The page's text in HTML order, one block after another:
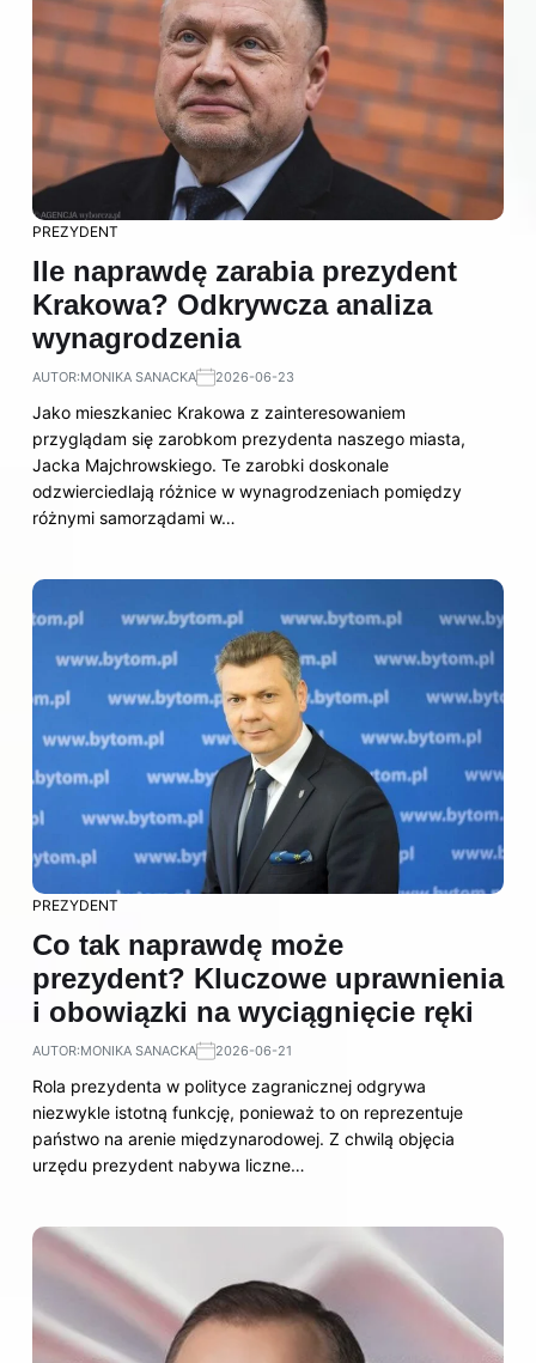
PREZYDENT
Ile naprawdę zarabia prezydent
Krakowa? Odkrywcza analiza
wynagrodzenia
AUTOR:MONIKA SANACKA 2026-06-23
Jako mieszkaniec Krakowa z zainteresowaniem
przyglądam się zarobkom prezydenta naszego miasta,
Jacka Majchrowskiego. Te zarobki doskonale
odzwierciedlają różnice w wynagrodzeniach pomiędzy
różnymi samorządami w…
PREZYDENT
Co tak naprawdę może
prezydent? Kluczowe uprawnienia
i obowiązki na wyciągnięcie ręki
AUTOR:MONIKA SANACKA 2026-06-21
Rola prezydenta w polityce zagranicznej odgrywa
niezwykle istotną funkcję, ponieważ to on reprezentuje
państwo na arenie międzynarodowej. Z chwilą objęcia
urzędu prezydent nabywa liczne…